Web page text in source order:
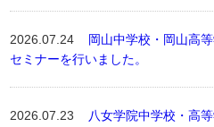
2026.07.24 岡山中学校・岡山高
セミナーを行いました。
2026.07.23
八女学院中学校・高